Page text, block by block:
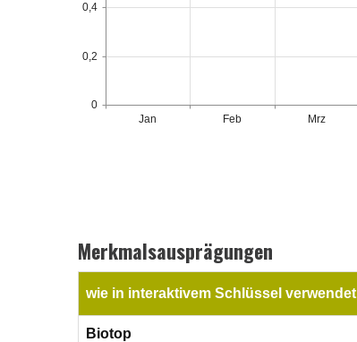
Jan Feb Mrz
0
0,2
0,4
Merkmalsausprägungen
wie in interaktivem Schlüssel verwendet
Biotop